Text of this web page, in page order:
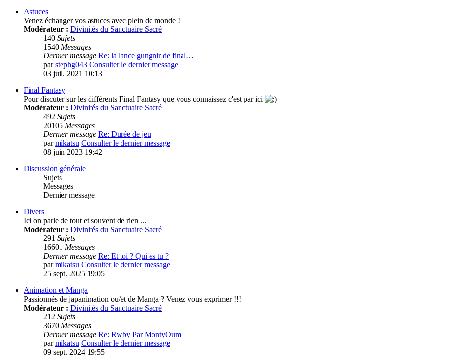
Astuces
Venez échanger vos astuces avec plein de monde !
Modérateur : Divinités du Sanctuaire Sacré
140 Sujets
1540 Messages
Dernier message Re: la lance gungnir de final…
parstephg043 Consulter le dernier message
03 juil. 2021 10:13
Final Fantasy
Pour discuter sur les différents Final Fantasy que vous connaissez c'est par ici
Modérateur : Divinités du Sanctuaire Sacré
492 Sujets
20105 Messages
Dernier message Re: Durée de jeu
parmikatsu Consulter le dernier message
08 juin 2023 19:42
Discussion générale
Sujets
Messages
Dernier message
Divers
Ici on parle de tout et souvent de rien ...
Modérateur : Divinités du Sanctuaire Sacré
291 Sujets
16601 Messages
Dernier message Re: Et toi ? Qui es tu ?
parmikatsu Consulter le dernier message
25 sept. 2025 19:05
Animation et Manga
Passionnés de japanimation ou/et de Manga ? Venez vous exprimer !!!
Modérateur : Divinités du Sanctuaire Sacré
212 Sujets
3670 Messages
Dernier message Re: Rwby Par MontyOum
parmikatsu Consulter le dernier message
09 sept. 2024 19:55